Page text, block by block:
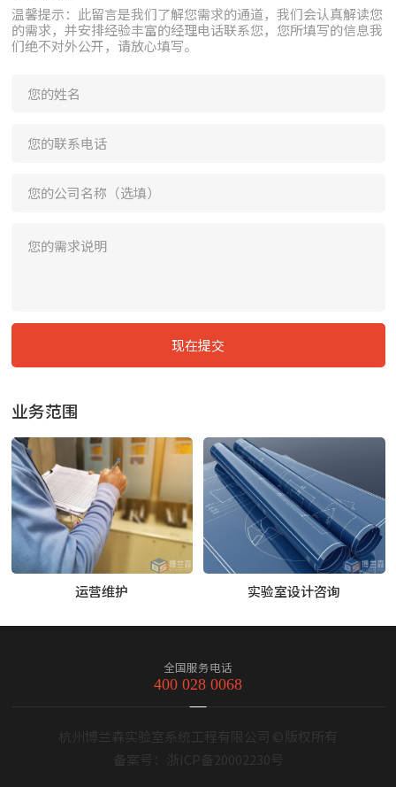
温馨提示：此留言是我们了解您需求的通道，我们会认真解读您
的需求，并安排经验丰富的经理电话联系您，您所填写的信息我
们绝不对外公开，请放心填写。
现在提交
业务范围
运营维护 实验室设计咨询
全国服务电话
400 028 0068
杭州博兰森实验室系统工程有限公司 © 版权所有
备案号：
浙ICP备20002230号